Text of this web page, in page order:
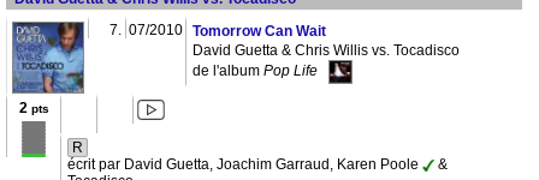
7. 07/2010 Tomorrow Can Wait
David Guetta & Chris Willis vs. Tocadisco
de l'album Pop Life
2 pts
R
écrit par David Guetta, Joachim Garraud, Karen Poole
&